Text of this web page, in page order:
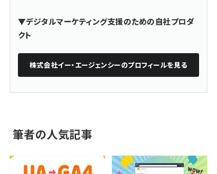
▼デジタルマーケティング支援のための自社プロダ
クト
株式会社イー・エージェンシーのプロフィールを見る
筆者の人気記事